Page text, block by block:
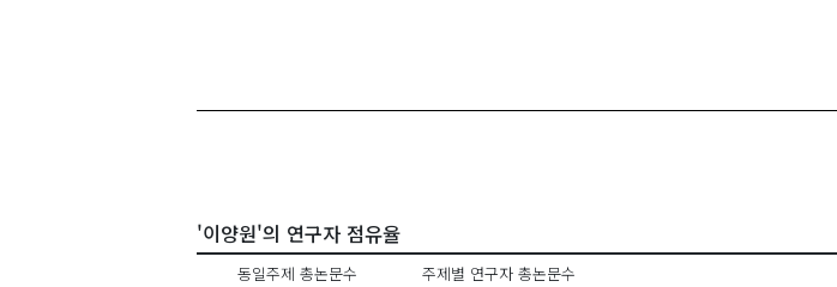
'이양원'의 연구자 점유율
동일주제 총논문수 주제별 연구자 총논문수